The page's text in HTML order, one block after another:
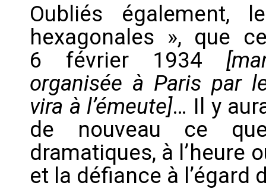
Oubliés également,
hexagonales », que
6 février 1934
organisée à Paris par
vira à l’émeute]… Il y
de nouveau ce
dramatiques, à l’heure
et la défiance à